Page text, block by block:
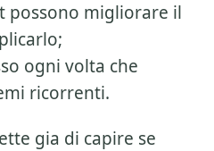
possono migliorare il
ogni volta che
ricorrenti.
gia di capire se